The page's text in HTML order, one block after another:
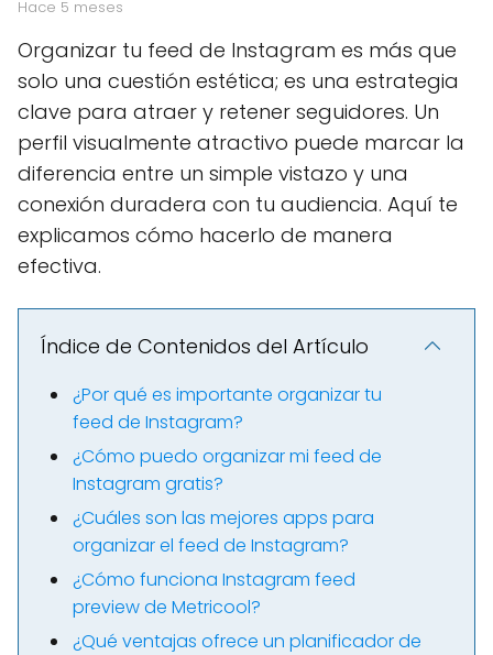
hace 5 meses
Organizar tu feed de Instagram es más que
solo una cuestión estética; es una estrategia
clave para atraer y retener seguidores. Un
perfil visualmente atractivo puede marcar la
diferencia entre un simple vistazo y una
conexión duradera con tu audiencia. Aquí te
explicamos cómo hacerlo de manera
efectiva.
Índice de Contenidos del Artículo
¿Por qué es importante organizar tu
feed de Instagram?
¿Cómo puedo organizar mi feed de
Instagram gratis?
¿Cuáles son las mejores apps para
organizar el feed de Instagram?
¿Cómo funciona Instagram feed
preview de Metricool?
¿Qué ventajas ofrece un planificador de